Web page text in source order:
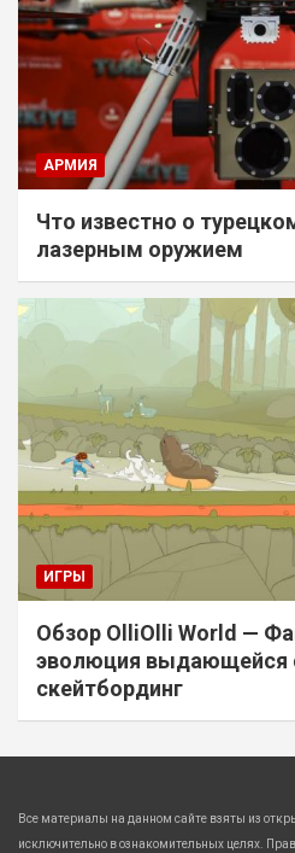
АРМИЯ
Что известно о
лазерным оружием
ИГРЫ
Обзор OlliOlli World —
эволюция выдающейся
скейтбординг
Все материалы на данном сайте взяты из
исключительно в ознакомительных целях.